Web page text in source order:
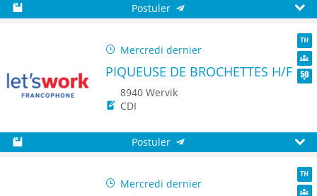
Postuler
Mercredi dernier
TH
PIQUEUSE DE BROCHETTES H/F
8940 Wervik
CDI
Postuler
Mercredi dernier
TH